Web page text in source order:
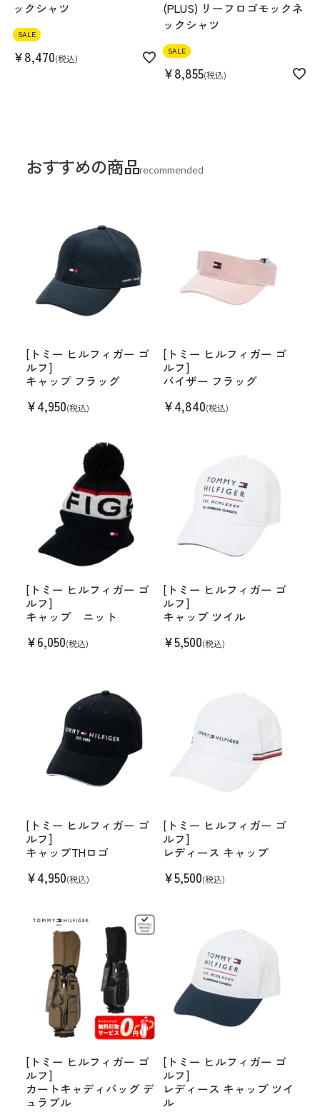
ックシャツ
SALE
¥8,470 税込
(PLUS) リーフロゴモックネ
ックシャツ
SALE
¥8,855 税込
おすすめの商品recommended
[トミー ヒルフィガー ゴ
ルフ]
キャップ フラッグ
¥4,950(税込)
[トミー ヒルフィガー ゴ
ルフ]
バイザー フラッグ
¥4,840(税込)
[トミー ヒルフィガー ゴ
ルフ]
キャップ ニット
¥6,050(税込)
[トミー ヒルフィガー ゴ
ルフ]
キャップ ツイル
¥5,500(税込)
[トミー ヒルフィガー ゴ
ルフ]
キャップTHロゴ
¥4,950(税込)
[トミー ヒルフィガー ゴ
ルフ]
レディース キャップ
¥5,500(税込)
[トミー ヒルフィガー ゴ
ルフ]
カートキャディバッグ デ
ュラブル
[トミー ヒルフィガー ゴ
ルフ]
レディース キャップ ツイ
ル